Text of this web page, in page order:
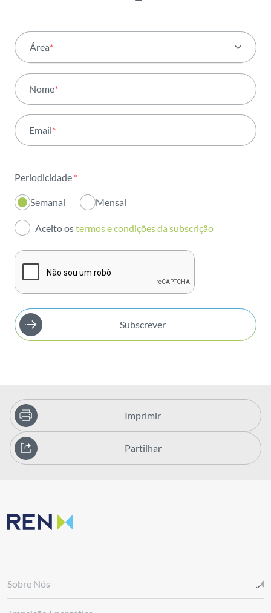
Área*
Atividade
Institucional
Inovação
Investidores
Publicações
Nome*
Email*
Periodicidade *
Semanal Mensal
Aceito ostermos e condições da subscrição
Subscrever
Imprimir
Partilhar
Sobre Nós